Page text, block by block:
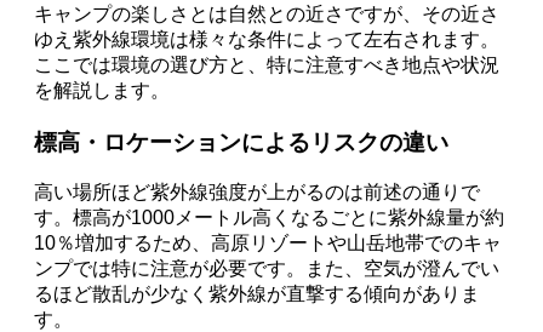
キャンプの楽しさとは自然との近さですが、その近さ
ゆえ紫外線環境は様々な条件によって左右されます。
ここでは環境の選び方と、特に注意すべき地点や状況
を解説します。
標高・ロケーションによるリスクの違い
高い場所ほど紫外線強度が上がるのは前述の通りで
す。標高が1000メートル高くなるごとに紫外線量が約
10％増加するため、高原リゾートや山岳地帯でのキャ
ンプでは特に注意が必要です。また、空気が澄んでい
るほど散乱が少なく紫外線が直撃する傾向がありま
す。